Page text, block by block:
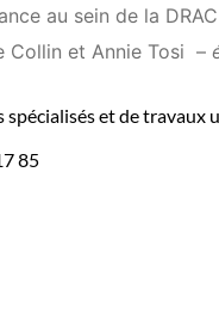
au sein de la
Collin et Annie Tosi –
spécialisés et de travaux
85